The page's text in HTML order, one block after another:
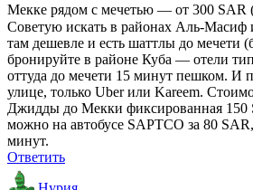
Мекке рядом с мечетью — от 300 SAR
Советую искать в районах Аль-
там дешевле и есть шаттлы до мечети
бронируйте в районе Куба — отели
оттуда до мечети 15 минут пешком. И
улице, только Uber или Kareem.
Джидды до Мекки фиксированная
можно на автобусе SAPTCO за 80
минут.
Ответить